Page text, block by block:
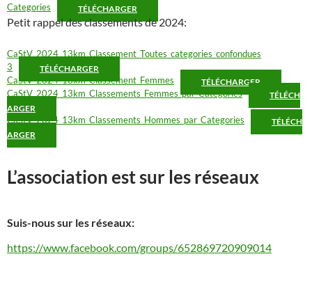
Categories
TÉLÉCHARGER
Petit rappel des classements de 2024:
CaStV_2024_13km_Classement_Toutes_categories_confondues
3
TÉLÉCHARGER
CaStV_2024_13km_Classement_Femmes TÉLÉCHARGER
CaStV_2024_13km_Classements_Femmes_par_Categories
TÉLÉCH
ARGER
CaStV_2024_13km_Classements_Hommes_par_Categories
TÉLÉCH
ARGER
L’association est sur les réseaux
Suis-nous sur les réseaux:
https://www.facebook.com/groups/652869720909014